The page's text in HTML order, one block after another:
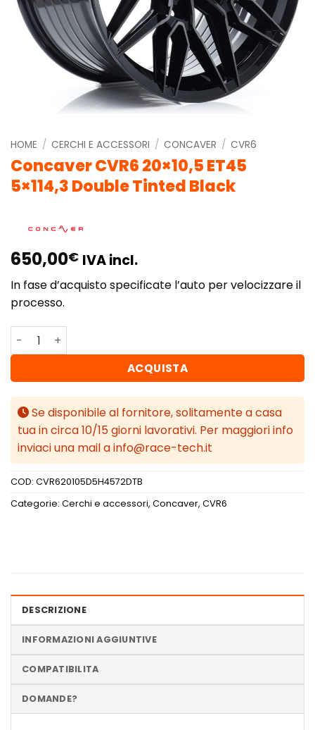
HOME / CERCHI E ACCESSORI / CONCAVER / CVR6
Concaver CVR6 20×10,5 ET45
5×114,3 Double Tinted Black
650,00€ IVA incl.
In fase d’acquisto specificate l’auto per velocizzare il
processo.
Concaver CVR6 20x10,5 ET45 5x114,3 Double Tinted
ACQUISTA
Se disponibile al fornitore, solitamente a casa
tua in circa 10/15 giorni lavorativi. Per maggiori info
inviaci una mail a info@race-tech.it
COD: CVR620105D5H4572DTB
Categorie: Cerchi e accessori, Concaver, CVR6
DESCRIZIONE
INFORMAZIONI AGGIUNTIVE
COMPATIBILITA
DOMANDE?